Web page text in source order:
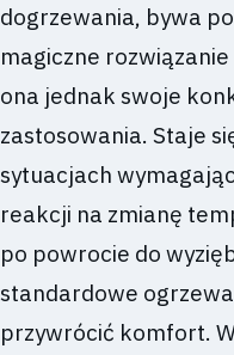
dogrzewania, bywa
magiczne
ona jednak swoje
zastosowania. Staje
sytuacjach
reakcji na zmianę
po powrocie do
standardowe
przywrócić komfort.